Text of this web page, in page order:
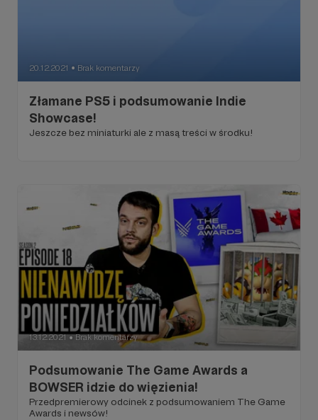
20.12.2021 ● Brak komentarzy
Złamane PS5 i podsumowanie Indie
Showcase!
Jeszcze bez miniaturki ale z masą treści w środku!
13.12.2021 ● Brak komentarzy
Podsumowanie The Game Awards a
BOWSER idzie do więzienia!
Przedpremierowy odcinek z podsumowaniem The Game
Awards i newsów!